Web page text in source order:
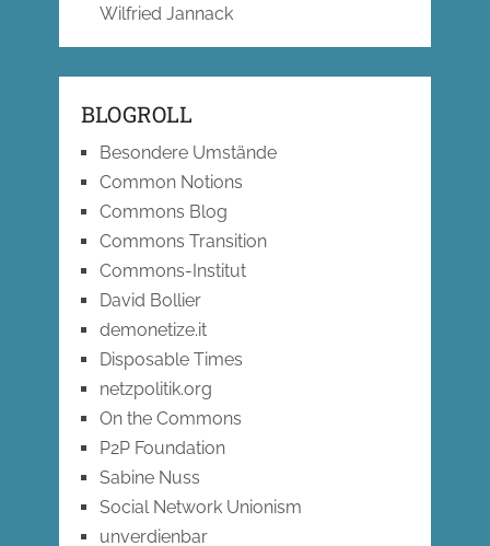
Wilfried Jannack
BLOGROLL
Besondere Umstände
Common Notions
Commons Blog
Commons Transition
Commons-Institut
David Bollier
demonetize.it
Disposable Times
netzpolitik.org
On the Commons
P2P Foundation
Sabine Nuss
Social Network Unionism
unverdienbar